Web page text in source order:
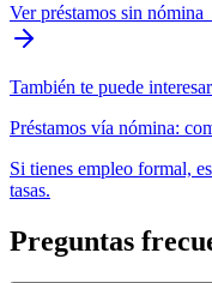
Ver préstamos sin nómina
También te puede
Préstamos vía nómina:
Si tienes empleo formal,
tasas.
Preguntas